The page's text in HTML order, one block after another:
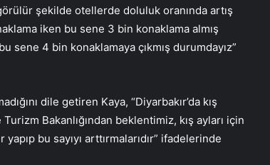
şekilde otellerde doluluk oranında artış
iken bu sene 3 bin konaklama almış
sene 4 bin konaklamaya çıkmış durumdayız”
dile getiren Kaya, “Diyarbakır’da kış
Bakanlığından beklentimiz, kış ayları için
bu sayıyı arttırmalarıdır” ifadelerinde